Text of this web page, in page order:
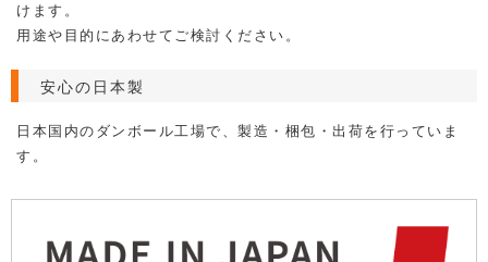
けます。
用途や目的にあわせてご検討ください。
安心の日本製
日本国内のダンボール工場で、製造・梱包・出荷を行っていま
す。